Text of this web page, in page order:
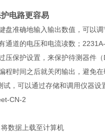
电路更容易
盘准确地输入输出数值，可以
通道的电压和电流读数；
压保护设置，来保护待测器件（
程时间之后就关闭输出，避免在
试，可以通过存储和调用仪器
数据上载至计算机